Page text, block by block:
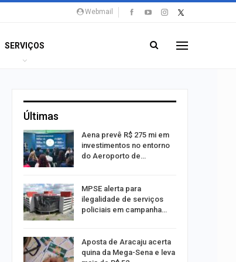
Webmail
SERVIÇOS
Últimas
Aena prevê R$ 275 mi em
investimentos no entorno
do Aeroporto de…
MPSE alerta para
ilegalidade de serviços
policiais em campanha…
Aposta de Aracaju acerta
quina da Mega-Sena e leva